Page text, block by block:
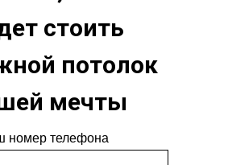
номер телефона
стоить
потолок
мечты